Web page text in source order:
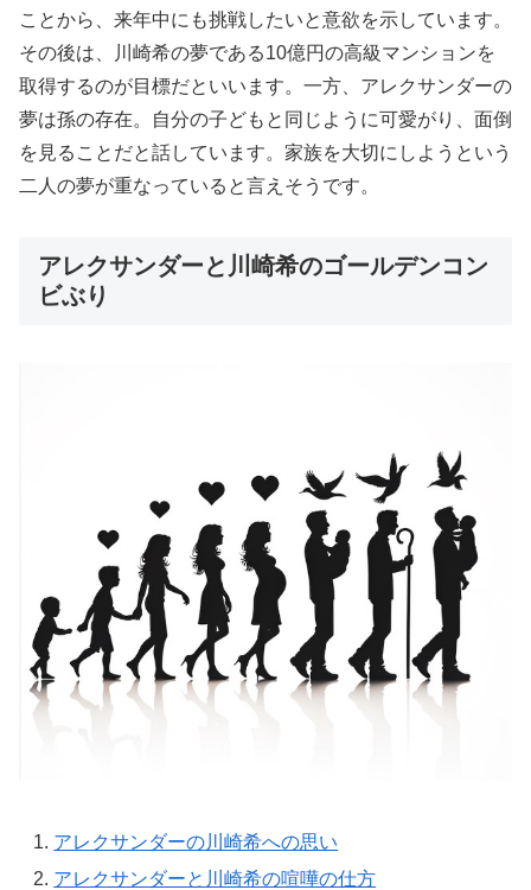
ことから、来年中にも挑戦したいと意欲を示しています。
その後は、川崎希の夢である10億円の高級マンションを
取得するのが目標だといいます。一方、アレクサンダーの
夢は孫の存在。自分の子どもと同じように可愛がり、面倒
を見ることだと話しています。家族を大切にしようという
二人の夢が重なっていると言えそうです。
アレクサンダーと川崎希のゴールデンコン
ビぶり
アレクサンダーの川崎希への思い
アレクサンダーと川崎希の喧嘩の仕方